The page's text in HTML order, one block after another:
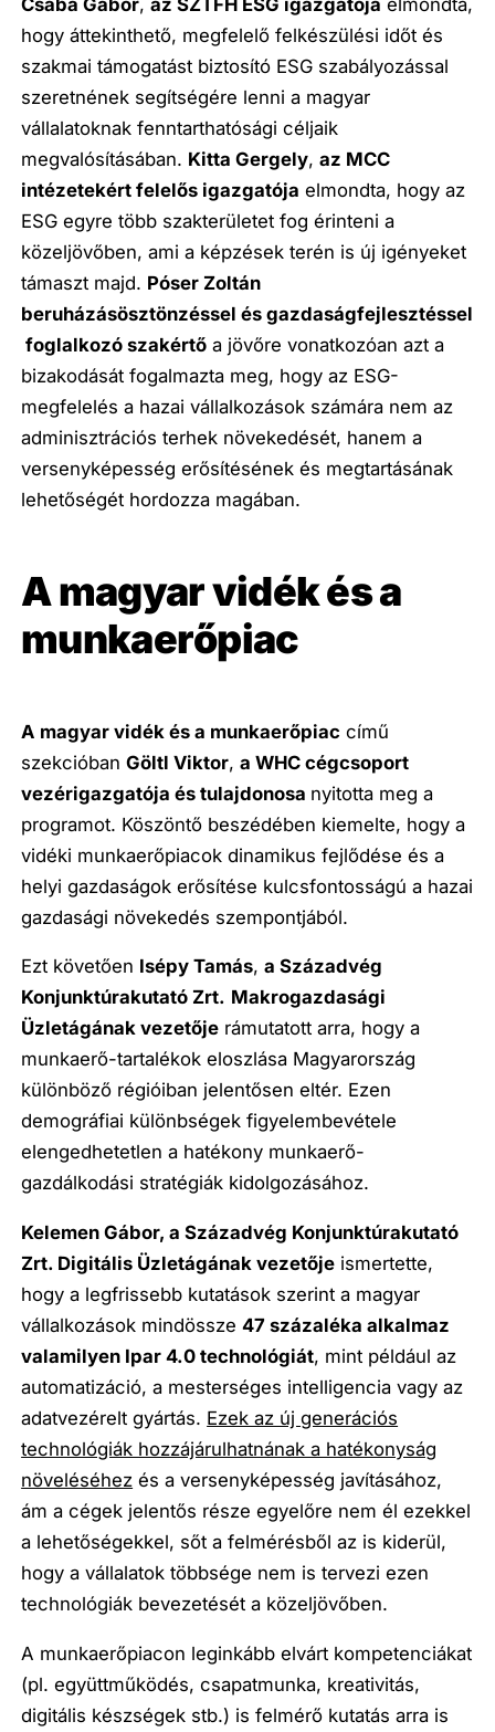
Csaba Gábor,az SZTFH ESG igazgatója elmondta,
hogy áttekinthető, megfelelő felkészülési időt és
szakmai támogatást biztosító ESG szabályozással
szeretnének segítségére lenni a magyar
vállalatoknak fenntarthatósági céljaik
megvalósításában. Kitta Gergely,az MCC
intézetekért felelős igazgatója elmondta, hogy az
ESG egyre több szakterületet fog érinteni a
közeljövőben, ami a képzések terén is új igényeket
támaszt majd. Póser Zoltán
beruházásösztönzéssel és gazdaságfejlesztéssel
foglalkozó szakértő a jövőre vonatkozóan azt a
bizakodását fogalmazta meg, hogy az ESG-
megfelelés a hazai vállalkozások számára nem az
adminisztrációs terhek növekedését, hanem a
versenyképesség erősítésének és megtartásának
lehetőségét hordozza magában.
A magyar vidék és a
munkaerőpiac
A magyar vidék és a munkaerőpiac című
szekcióbanGöltl Viktor,a WHC cégcsoport
vezérigazgatója és tulajdonosa nyitotta meg a
programot. Köszöntő beszédében kiemelte, hogy a
vidéki munkaerőpiacok dinamikus fejlődése és a
helyi gazdaságok erősítése kulcsfontosságú a hazai
gazdasági növekedés szempontjából.
Ezt követően Isépy Tamás,a Századvég
Konjunktúrakutató Zrt. Makrogazdasági
Üzletágának vezetője rámutatott arra, hogy a
munkaerő-tartalékok eloszlása Magyarország
különböző régióiban jelentősen eltér. Ezen
demográfiai különbségek figyelembevétele
elengedhetetlen a hatékony munkaerő-
gazdálkodási stratégiák kidolgozásához.
Kelemen Gábor, a Századvég Konjunktúrakutató
Zrt. Digitális Üzletágának vezetője ismertette,
hogy a legfrissebb kutatások szerint a magyar
vállalkozások mindössze47 százaléka alkalmaz
valamilyen Ipar 4.0 technológiát, mint például az
automatizáció, a mesterséges intelligencia vagy az
adatvezérelt gyártás. Ezek az új generációs
technológiák hozzájárulhatnának a hatékonyság
növeléséhez és a versenyképesség javításához,
ám a cégek jelentős része egyelőre nem él ezekkel
a lehetőségekkel, sőt a felmérésből az is kiderül,
hogy a vállalatok többsége nem is tervezi ezen
technológiák bevezetését a közeljövőben.
A munkaerőpiacon leginkább elvárt kompetenciákat
(pl. együttműködés, csapatmunka, kreativitás,
digitális készségek stb.) is felmérő kutatás arra is